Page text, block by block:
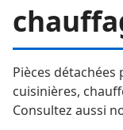
Pièces
cuisinières,
Consultez aussi